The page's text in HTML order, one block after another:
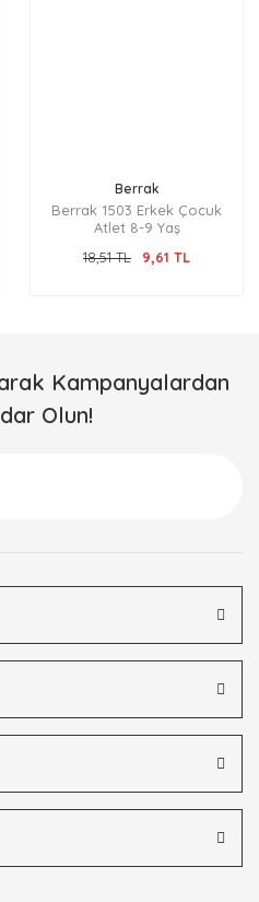
Berrak
Berrak 1503 Erkek Çocuk
Atlet 8-9 Yaş
18,51 TL
9,61 TL
Kampanyalardan
Olun!